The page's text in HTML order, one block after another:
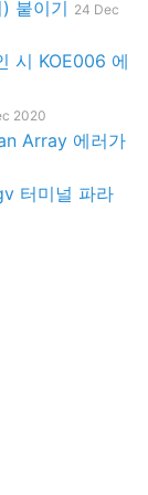
붙이기 24 Dec
시 KOE006 에
2020
Array 에러가
터미널 파라